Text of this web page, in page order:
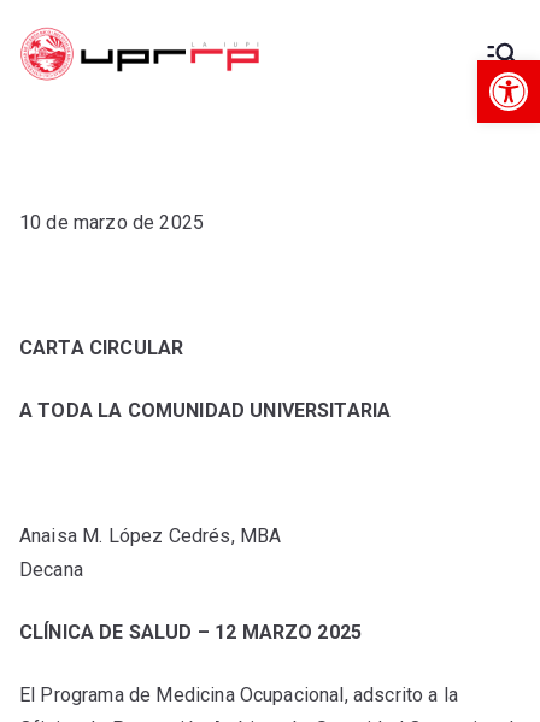
Decanato de Administración
10 de marzo de 2025
CARTA CIRCULAR
A TODA LA COMUNIDAD UNIVERSITARIA
Anaisa M. López Cedrés, MBA
Decana
CLÍNICA DE SALUD – 12 MARZO 2025
El Programa de Medicina Ocupacional, adscrito a la